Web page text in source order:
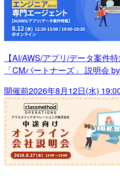
【AI/AWS/アプリ/データ案件
「CMパートナーズ」 説明会
開催前2026年8月12日(水)